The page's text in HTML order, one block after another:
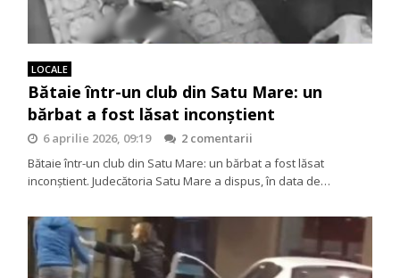
LOCALE
Bătaie într-un club din Satu Mare: un
bărbat a fost lăsat inconștient
6 aprilie 2026, 09:19
2 comentarii
Bătaie într-un club din Satu Mare: un bărbat a fost lăsat
inconștient. Judecătoria Satu Mare a dispus, în data de…